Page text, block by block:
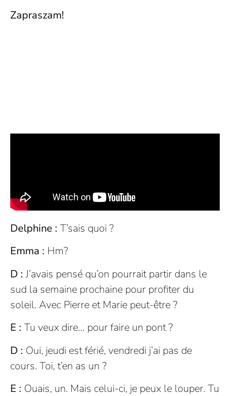
Zapraszam!
Delphine : T’sais quoi ?
Emma : Hm?
D :J’avais pensé qu’on pourrait partir dans le
sud la semaine prochaine pour profiter du
soleil. Avec Pierre et Marie peut-être ?
E : Tu veux dire… pour faire un pont ?
D : Oui, jeudi est férié, vendredi j’ai pas de
cours. Toi, t’en as un ?
E : Ouais, un. Mais celui-ci, je peux le louper. Tu